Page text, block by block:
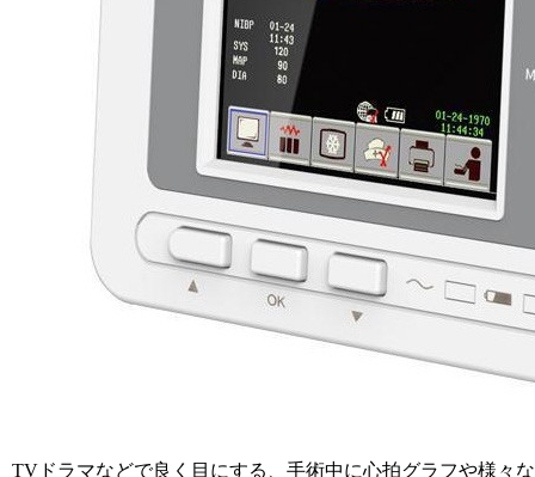
TVドラマなどで良く目にする、手術中に心拍グラフや様々